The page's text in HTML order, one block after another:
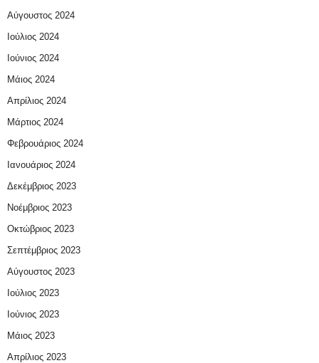
Αύγουστος 2024
Ιούλιος 2024
Ιούνιος 2024
Μάιος 2024
Απρίλιος 2024
Μάρτιος 2024
Φεβρουάριος 2024
Ιανουάριος 2024
Δεκέμβριος 2023
Νοέμβριος 2023
Οκτώβριος 2023
Σεπτέμβριος 2023
Αύγουστος 2023
Ιούλιος 2023
Ιούνιος 2023
Μάιος 2023
Απρίλιος 2023